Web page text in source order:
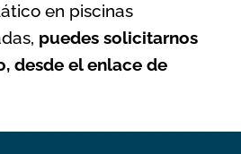
en piscinas
puedes solicitarnos
desde el enlace de